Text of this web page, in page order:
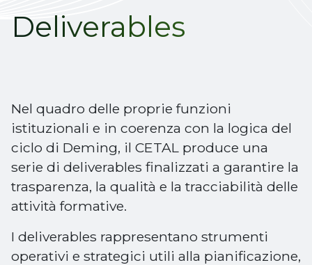
Deliverables
Nel quadro delle proprie funzioni
istituzionali e in coerenza con la logica del
ciclo di Deming, il CETAL produce una
serie di deliverables finalizzati a garantire la
trasparenza, la qualità e la tracciabilità delle
attività formative.
I deliverables rappresentano strumenti
operativi e strategici utili alla pianificazione,